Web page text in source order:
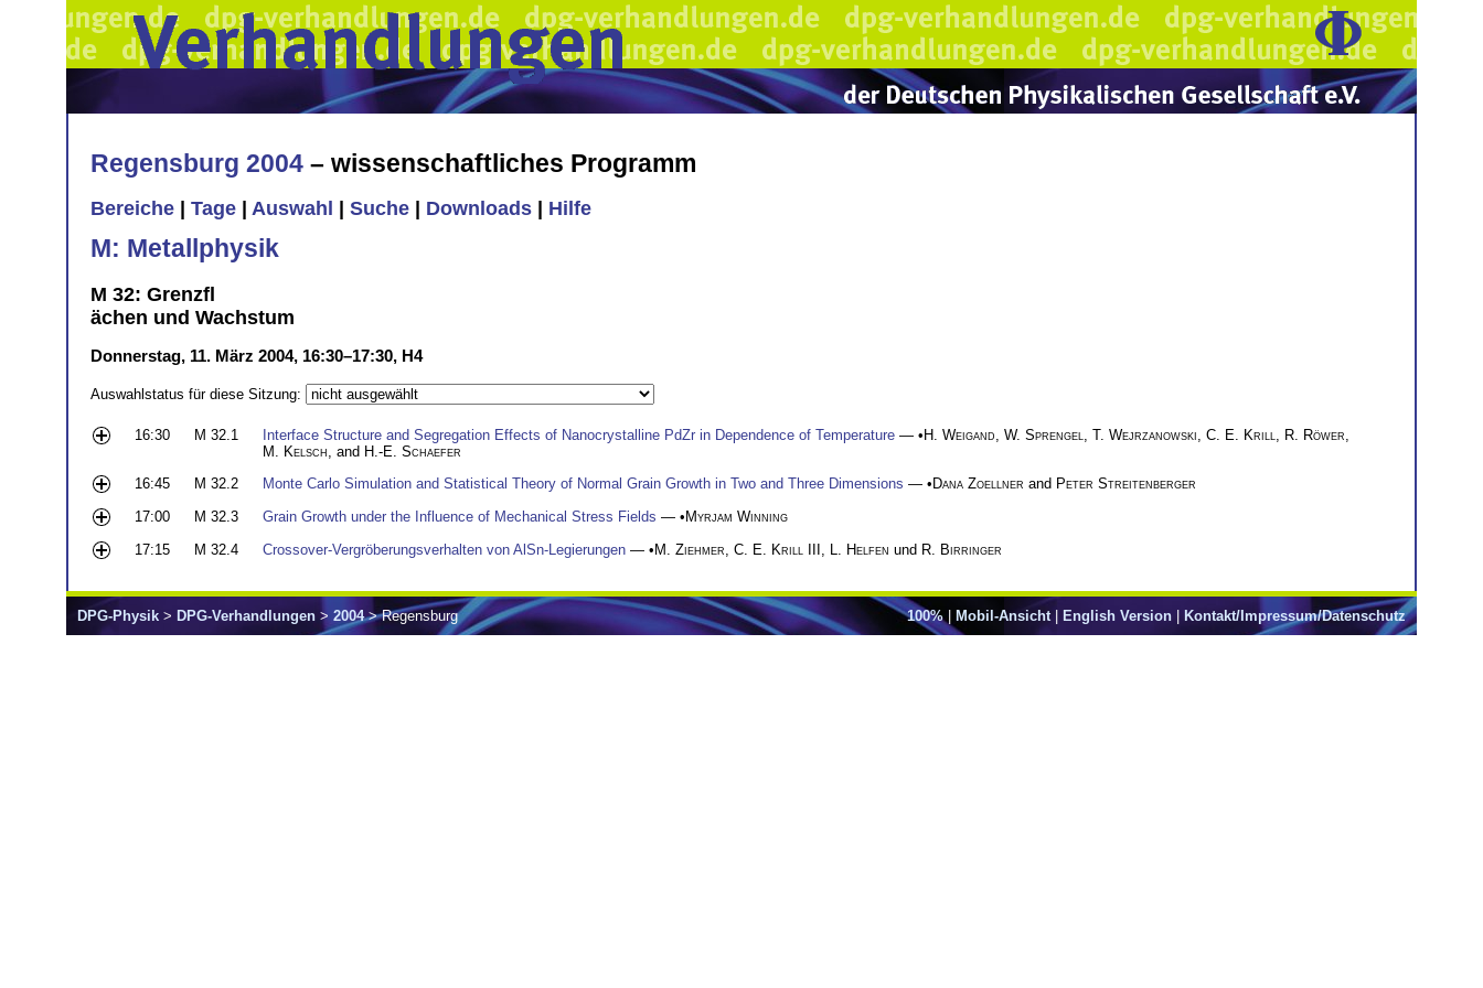
Regensburg 2004 – wissenschaftliches Programm
Bereiche Tage Auswahl Suche Downloads Hilfe
M: Metallphysik
M 32: Grenzfl
ächen und Wachstum
Donnerstag, 11. März 2004, 16:30–17:30, H4
Auswahlstatus für diese Sitzung:
16:30 M 32.1 Interface Structure and Segregation Effects of Nanocrystalline PdZr in Dependence of Temperature — •H. Weigand W. Sprengel T. Wejrzanowski C. E. Krill R. Röwer
M. Kelsch , and H.-E. Schaefer
16:45
M 32.2 Monte Carlo Simulation and Statistical Theory of Normal Grain Growth in Two and Three Dimensions — •Dana Zoellner and Peter Streitenberger
17:00
M 32.3 Grain Growth under the Influence of Mechanical Stress Fields — •Myrjam Winning
17:15
M 32.4 Crossover-Vergröberungsverhalten von AlSn-Legierungen — •M. Ziehmer C. E. Krill III L. Helfen und R. Birringer
100%| Mobil-Ansicht | English Version | Kontakt/Impressum/Datenschutz
DPG-Physik > DPG-Verhandlungen > 2004> Regensburg